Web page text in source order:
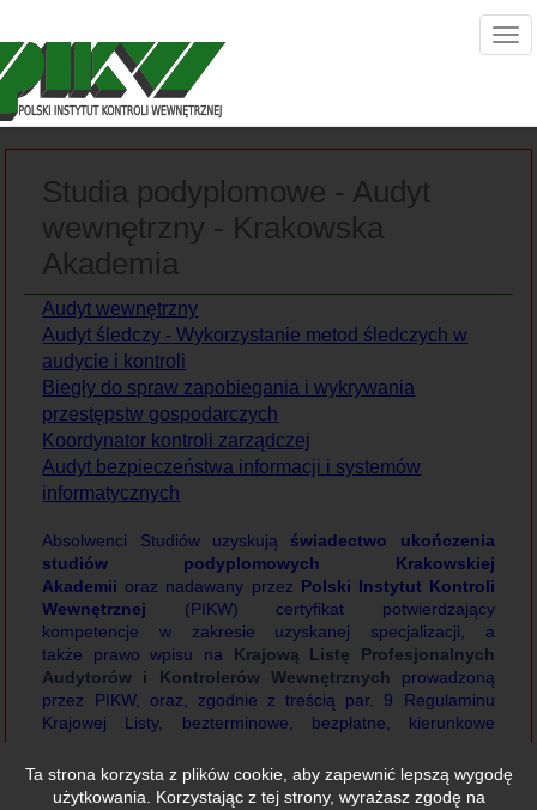
Studia podyplomowe - Audyt
wewnętrzny - Krakowska
Akademia
Audyt wewnętrzny
Audyt śledczy - Wykorzystanie metod śledczych w
audycie i kontroli
Biegły do spraw zapobiegania i wykrywania
przestępstw gospodarczych
Koordynator kontroli zarządczej
Audyt bezpieczeństwa informacji i systemów
informatycznych
Absolwenci Studiów uzyskują świadectwo ukończenia
studiów podyplomowych Krakowskiej
Akademii oraz nadawany przez
Polski Instytut Kontroli
Wewnętrznej (PIKW) certyfikat potwierdzający
kompetencje w zakresie uzyskanej specjalizacji, a
także prawo wpisu na
Krajową Listę Profesjonalnych
Audytorów i Kontrolerów Wewnętrznych prowadzoną
przez PIKW, oraz, zgodnie z treścią par. 9 Regulaminu
Krajowej Listy, bezterminowe, bezpłatne, kierunkowe
wykonywanych przez absolwenta na stanowisku pracy
związanym z kierunkiem ukończonych studiów.
Ta strona korzysta z plików cookie, aby zapewnić lepszą wygodę
użytkowania. Korzystając z tej strony, wyrażasz zgodę na